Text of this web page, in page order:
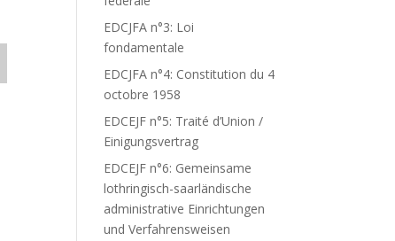
EDCJFA n°3: Loi
fondamentale
EDCJFA n°4: Constitution du 4
octobre 1958
EDCEJF n°5: Traité d’Union /
Einigungsvertrag
EDCEJF n°6: Gemeinsame
lothringisch-saarländische
administrative Einrichtungen
und Verfahrensweisen